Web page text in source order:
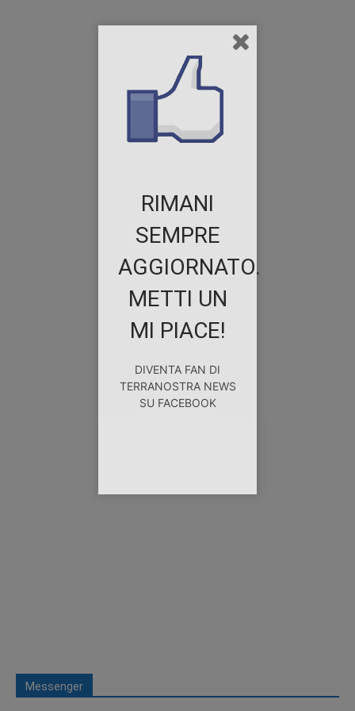
Messenger
RIMANI
SEMPRE
AGGIORNATO.
METTI UN
MI PIACE!
DIVENTA FAN DI
TERRANOSTRA NEWS
SU FACEBOOK